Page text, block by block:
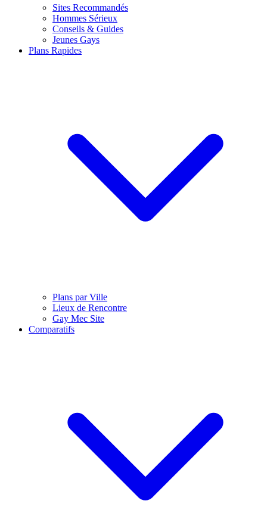
Sites Recommandés
Hommes Sérieux
Conseils & Guides
Jeunes Gays
Plans Rapides
Plans par Ville
Lieux de Rencontre
Gay Mec Site
Comparatifs